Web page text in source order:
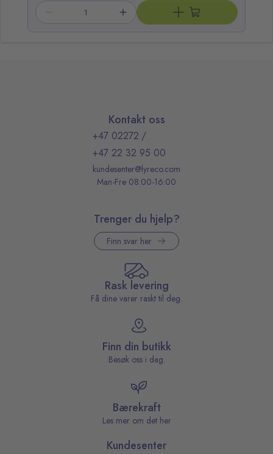
Kontakt oss
+47 02272 /
+47 22 32 95 00
kundesenter@lyreco.com
Man-Fre 08:00-16:00
Trenger du hjelp?
Finn svar her
Rask levering
Få dine varer raskt til deg.
Finn din butikk
Besøk oss i dag.
Bærekraft
Les mer om det her
Kundesenter